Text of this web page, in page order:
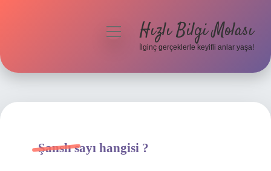
Hakkımızda
menüyüHızlı Bilgi Molası
İlginç gerçeklerle keyifli anlar yaşa!
Şanslı sayı hangisi ?